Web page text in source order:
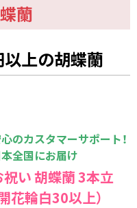
蘭
上の胡蝶蘭
のカスタマーサポート！
全国にお届け
祝い 胡蝶蘭 3本立
開花輪白30以上）